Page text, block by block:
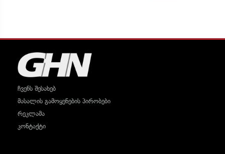
ჩვენს შესახებ
მასალის გამოყენების პირობები
რეკლამა
კონტაქტი